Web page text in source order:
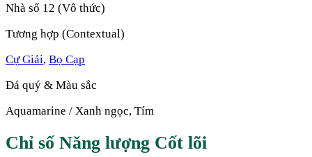
Nhà số 12 (Vô thức)
Tương hợp (Contextual)
Cự Giải, Bọ Cạp
Đá quý & Màu sắc
Aquamarine / Xanh ngọc, Tím
Chỉ số Năng lượng Cốt lõi